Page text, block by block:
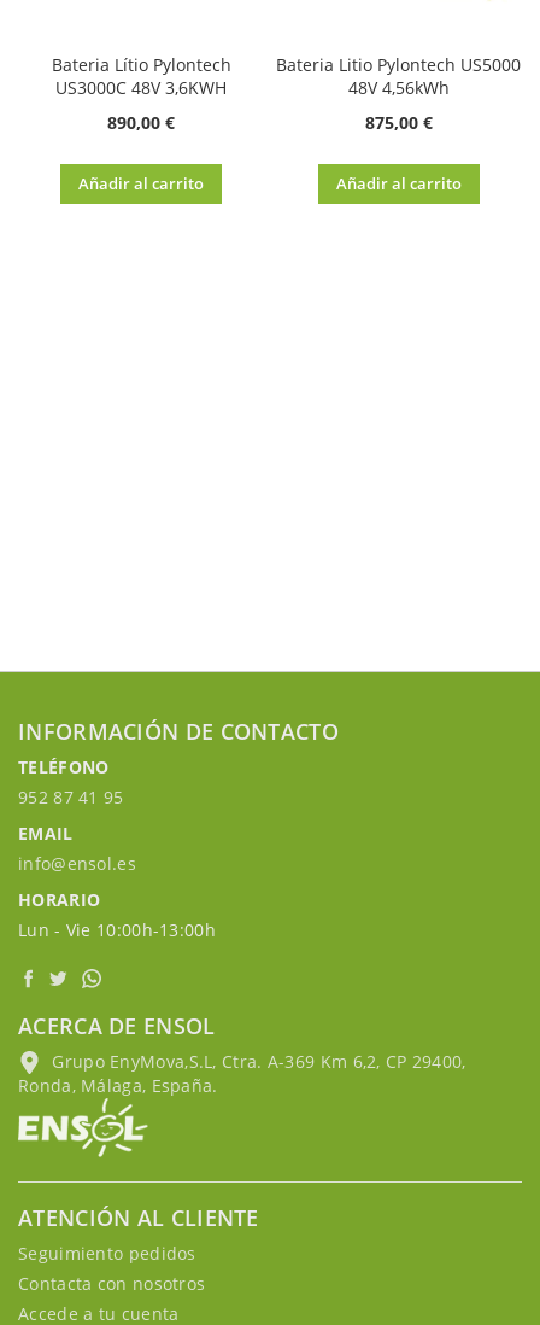
Bateria Lítio Pylontech
US3000C 48V 3,6KWH
890,00 €
Añadir al carrito
Bateria Litio Pylontech US5000
48V 4,56kWh
875,00 €
Añadir al carrito
INFORMACIÓN DE CONTACTO
TELÉFONO
952 87 41 95
EMAIL
info@ensol.es
HORARIO
Lun - Vie 10:00h-13:00h
ACERCA DE ENSOL
Grupo EnyMova,S.L, Ctra. A-369 Km 6,2, CP 29400,
Ronda, Málaga, España.
ATENCIÓN AL CLIENTE
Seguimiento pedidos
Contacta con nosotros
Accede a tu cuenta